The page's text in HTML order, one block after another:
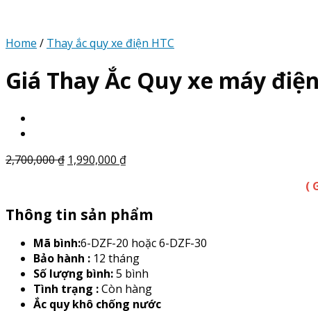
Home / Thay ắc quy xe điện HTC
Giá Thay Ắc Quy xe máy
2,700,000₫ 1,990,000 ₫
(
Thông tin sản phẩm
Mã bình:6-DZF-20 hoặc 6-DZF-30
Bảo hành : 12 tháng
Số lượng bình:5 bình
Tình trạng :Còn hàng
Ắc quy khô chống nước